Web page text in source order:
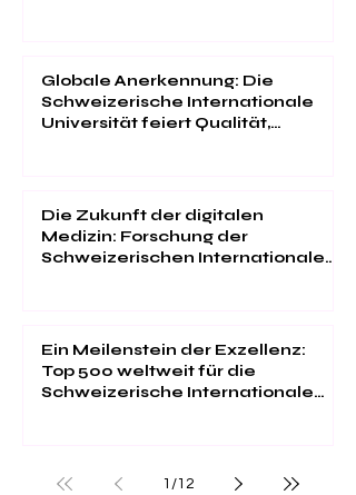
Globale Anerkennung: Die
Schweizerische Internationale
Universität feiert Qualität,
Die Zukunft der digitalen
Medizin: Forschung der
Schweizerischen Internationalen
Ein Meilenstein der Exzellenz:
Top 500 weltweit für die
Schweizerische Internationale
1 /12